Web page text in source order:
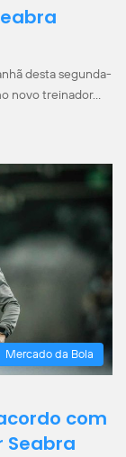
desta segunda-
novo treinador…
Mercado da Bola
com
Seabra